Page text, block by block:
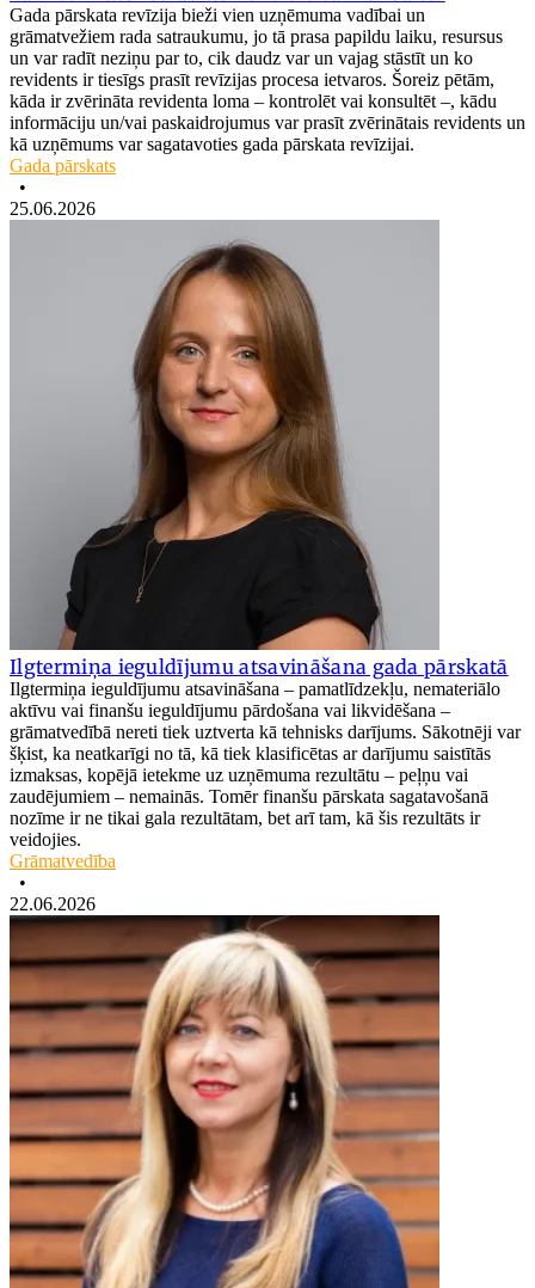
Gada pārskata revīzija bieži vien uzņēmuma vadībai un
grāmatvežiem rada satraukumu, jo tā prasa papildu laiku, resursus
un var radīt neziņu par to, cik daudz var un vajag stāstīt un ko
revidents ir tiesīgs prasīt revīzijas procesa ietvaros. Šoreiz pētām,
kāda ir zvērināta revidenta loma – kontrolēt vai konsultēt –, kādu
informāciju un/vai paskaidrojumus var prasīt zvērinātais revidents un
kā uzņēmums var sagatavoties gada pārskata revīzijai.
Gada pārskats
•
25.06.2026
Ilgtermiņa ieguldījumu atsavināšana gada pārskatā
Ilgtermiņa ieguldījumu atsavināšana – pamatlīdzekļu, nemateriālo
aktīvu vai finanšu ieguldījumu pārdošana vai likvidēšana –
grāmatvedībā nereti tiek uztverta kā tehnisks darījums. Sākotnēji var
šķist, ka neatkarīgi no tā, kā tiek klasificētas ar darījumu saistītās
izmaksas, kopējā ietekme uz uzņēmuma rezultātu – peļņu vai
zaudējumiem – nemainās. Tomēr finanšu pārskata sagatavošanā
nozīme ir ne tikai gala rezultātam, bet arī tam, kā šis rezultāts ir
veidojies.
Grāmatvedība
•
22.06.2026